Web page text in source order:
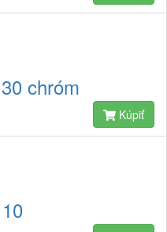
chróm
Kúpiť